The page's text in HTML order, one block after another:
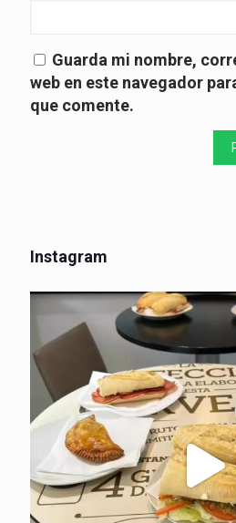
Guarda mi nombre,
web en este navegador
que comente.
Instagram